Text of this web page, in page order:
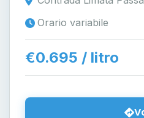
Orario variabile
€0.695 / litro